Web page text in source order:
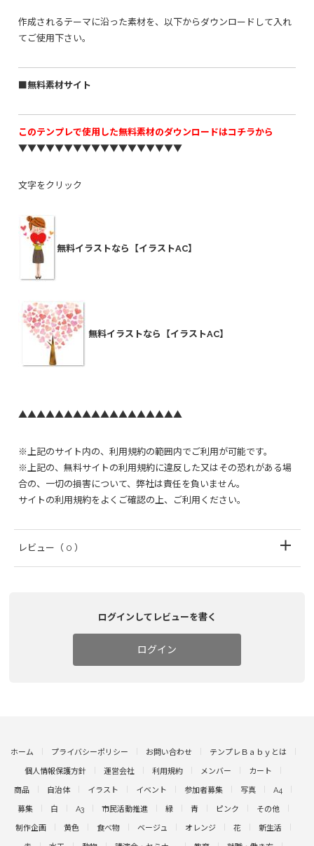
作成されるテーマに沿った素材を、以下からダウンロードして入れ
てご使用下さい。
■無料素材サイト
このテンプレで使用した無料素材のダウンロードはコチラから
▼▼▼▼▼▼▼▼▼▼▼▼▼▼▼▼▼▼
文字をクリック
無料イラストなら【イラストAC】
無料イラストなら【イラストAC】
▲▲▲▲▲▲▲▲▲▲▲▲▲▲▲▲▲▲
※上記のサイト内の、利用規約の範囲内でご利用が可能です。
※上記の、無料サイトの利用規約に違反した又はその恐れがある場
合の、一切の損害について、弊社は責任を負いません。
サイトの利用規約をよくご確認の上、ご利用ください。
レビュー （ 0 ）
ログインしてレビューを書く
ログイン
ホーム プライバシーポリシー お問い合わせ テンプレＢａｂｙとは
個人情報保護方針 運営会社 利用規約 メンバー カート
商品 自治体 イラスト イベント 参加者募集 写真 A4
募集 白 A3 市民活動推進 緑 青 ピンク その他
制作企画 黄色 食べ物 ベージュ オレンジ 花 新生活